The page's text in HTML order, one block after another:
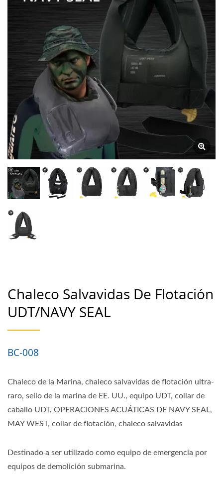
Collar De Flotación,
Chaleco Salvavidas |
Manómetros De Buceo |
Fabricante De Brújulas
Submarinas | SCUBA
AQUATEC
Chaleco Salvavidas De Flotación
UDT/NAVY SEAL
BC-008
Chaleco de la Marina, chaleco salvavidas de flotación ultra-
raro, sello de la marina de EE. UU., equipo UDT, collar de
caballo UDT, OPERACIONES ACUÁTICAS DE NAVY SEAL,
MAY WEST, collar de flotación, chaleco salvavidas
Destinado a ser utilizado como equipo de emergencia por
equipos de demolición submarina.